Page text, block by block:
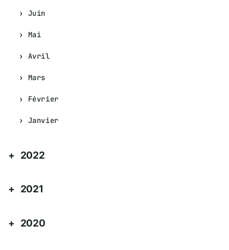
Juin
Mai
Avril
Mars
Février
Janvier
2022
2021
2020